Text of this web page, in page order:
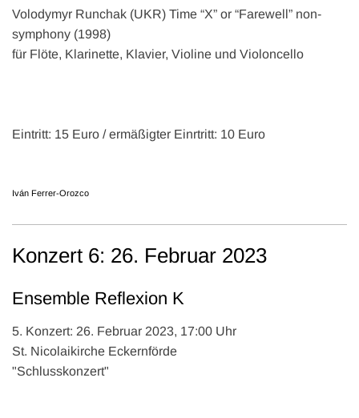
Volodymyr Runchak (UKR) Time “X” or “Farewell” non-
symphony (1998)
für Flöte, Klarinette, Klavier, Violine und Violoncello
Eintritt: 15 Euro / ermäßigter Einrtritt: 10 Euro
Iván Ferrer-Orozco
Konzert 6: 26. Februar 2023
Ensemble Reflexion K
5. Konzert: 26. Februar 2023, 17:00 Uhr
St. Nicolaikirche Eckernförde
"Schlusskonzert"